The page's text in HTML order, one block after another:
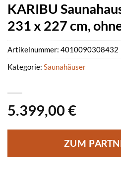
KARIBU
231 x 227 cm,
5.399,00 €
ZUM
Artikelnummer: 4010090308432
Kategorie: Saunahäuser